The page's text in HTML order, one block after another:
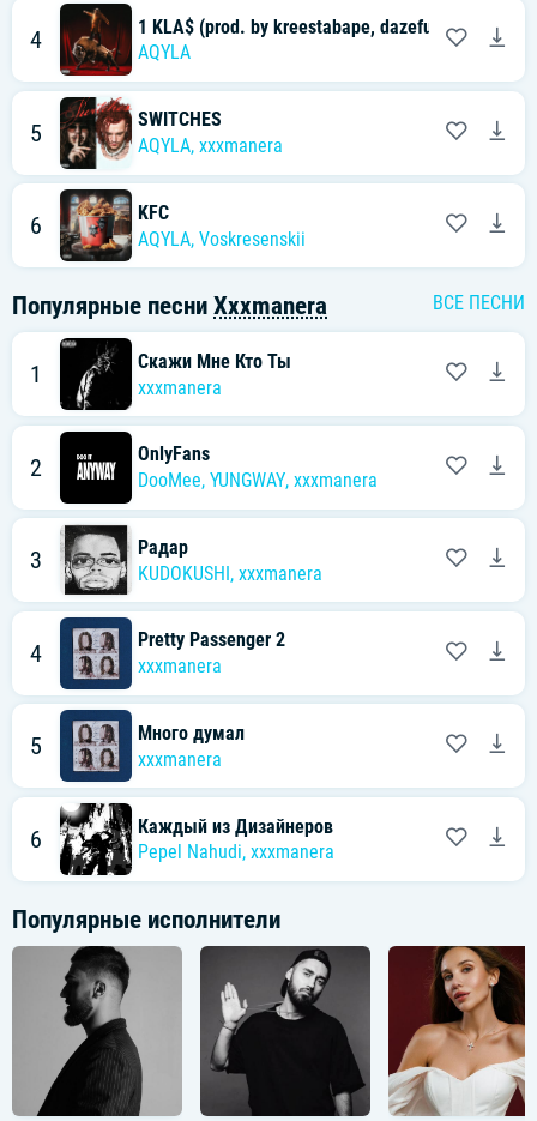
4
1 KLA$ (prod. by kreestabape, dazeful)
AQYLA
5
SWITCHES
AQYLA, xxxmanera
6
KFC
AQYLA, Voskresenskii
Популярные песни Xxxmanera ВСЕ ПЕСНИ
1
Скажи Мне Кто Ты
xxxmanera
2
OnlyFans
DooMee, YUNGWAY, xxxmanera
3
Радар
KUDOKUSHI, xxxmanera
4
Pretty Passenger 2
xxxmanera
5
Много думал
xxxmanera
6
Каждый из Дизайнеров
Pepel Nahudi, xxxmanera
Популярные исполнители